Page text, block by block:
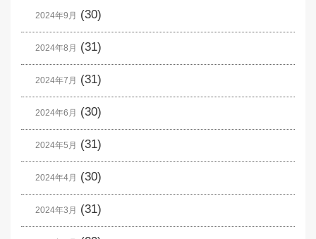
2024年9月 (30)
2024年8月 (31)
2024年7月 (31)
2024年6月 (30)
2024年5月 (31)
2024年4月 (30)
2024年3月 (31)